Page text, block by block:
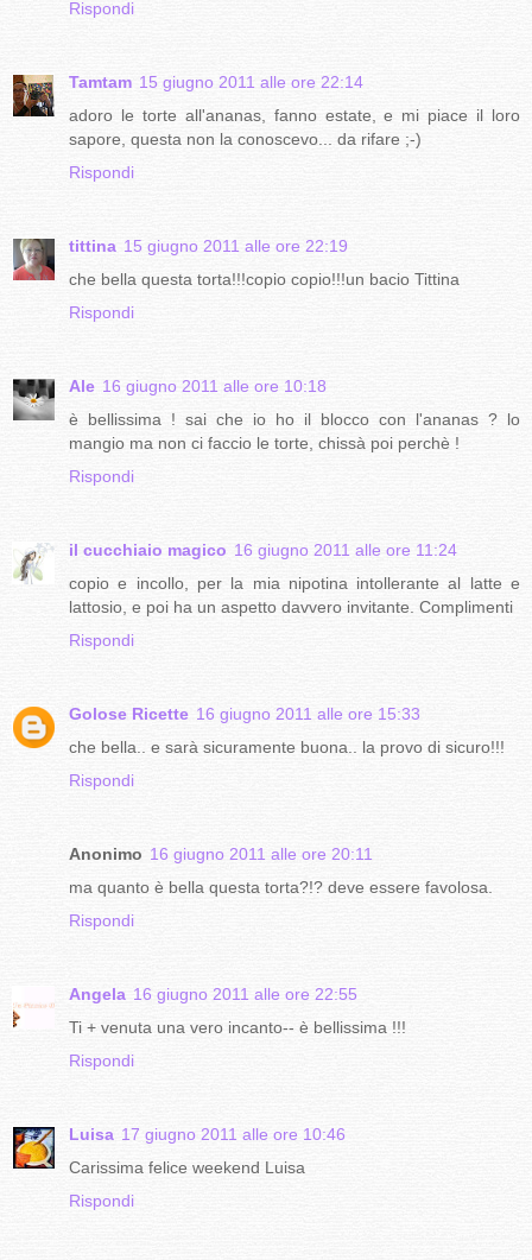
Rispondi
Tamtam 15 giugno 2011 alle ore 22:14
adoro le torte all'ananas, fanno estate, e mi piace il loro
sapore, questa non la conoscevo... da rifare ;-)
Rispondi
tittina 15 giugno 2011 alle ore 22:19
che bella questa torta!!!copio copio!!!un bacio Tittina
Rispondi
Ale 16 giugno 2011 alle ore 10:18
è bellissima ! sai che io ho il blocco con l'ananas ? lo
mangio ma non ci faccio le torte, chissà poi perchè !
Rispondi
il cucchiaio magico 16 giugno 2011 alle ore 11:24
copio e incollo, per la mia nipotina intollerante al latte e
lattosio, e poi ha un aspetto davvero invitante. Complimenti
Rispondi
Golose Ricette 16 giugno 2011 alle ore 15:33
che bella.. e sarà sicuramente buona.. la provo di sicuro!!!
Rispondi
Anonimo 16 giugno 2011 alle ore 20:11
ma quanto è bella questa torta?!? deve essere favolosa.
Rispondi
Angela 16 giugno 2011 alle ore 22:55
Ti + venuta una vero incanto-- è bellissima !!!
Rispondi
Luisa 17 giugno 2011 alle ore 10:46
Carissima felice weekend Luisa
Rispondi